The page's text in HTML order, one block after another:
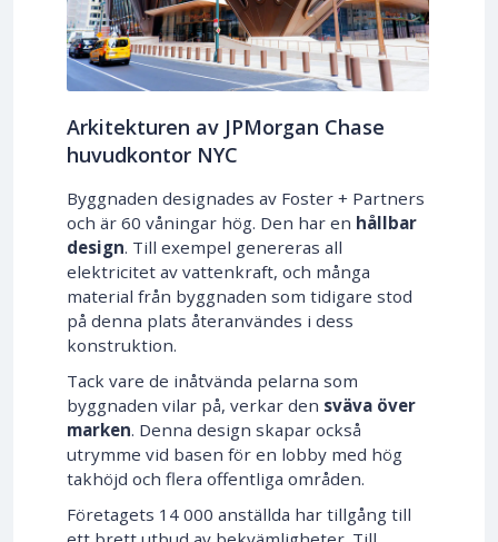
Arkitekturen av JPMorgan Chase
huvudkontor NYC
Byggnaden designades av Foster + Partners
och är 60 våningar hög. Den har en hållbar
design. Till exempel genereras all
elektricitet av vattenkraft, och många
material från byggnaden som tidigare stod
på denna plats återanvändes i dess
konstruktion.
Tack vare de inåtvända pelarna som
byggnaden vilar på, verkar den sväva över
marken. Denna design skapar också
utrymme vid basen för en lobby med hög
takhöjd och flera offentliga områden.
Företagets 14 000 anställda har tillgång till